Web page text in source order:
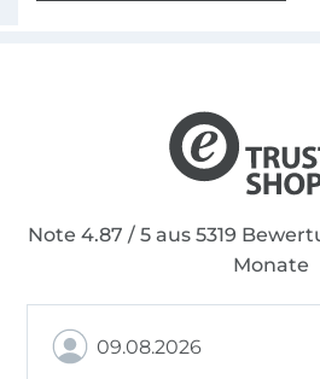
Note 4.87 / 5 aus 5319
Monate
09.08.2026